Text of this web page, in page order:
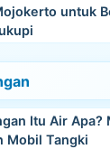
untuk
Itu Air Apa?
Mobil Tangki